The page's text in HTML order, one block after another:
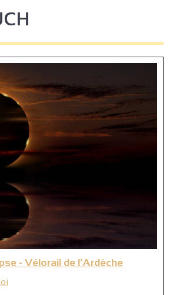
- Vélorail de l'Ardèche